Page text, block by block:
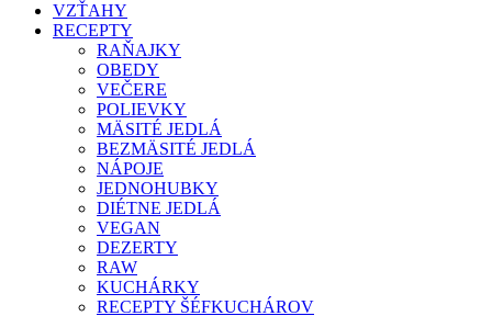
VZŤAHY
RECEPTY
RAŇAJKY
OBEDY
VEČERE
POLIEVKY
MÄSITÉ JEDLÁ
BEZMÄSITÉ JEDLÁ
NÁPOJE
JEDNOHUBKY
DIÉTNE JEDLÁ
VEGAN
DEZERTY
RAW
KUCHÁRKY
RECEPTY ŠÉFKUCHÁROV